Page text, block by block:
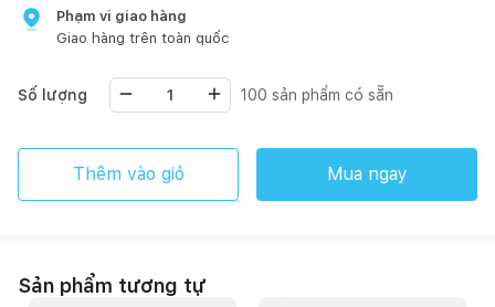
Phạm vi giao hàng
Giao hàng trên toàn quốc
Số lượng 100 sản phẩm có sẵn
Thêm vào giỏ Mua ngay
Sản phẩm tương tự